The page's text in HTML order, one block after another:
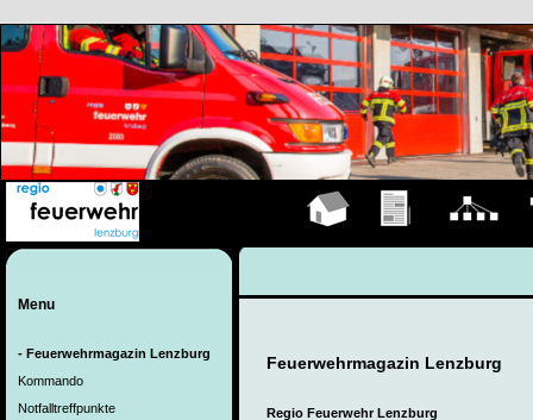
Menu
- Feuerwehrmagazin Lenzburg
Kommando
Notfalltreffpunkte
Feuerwehrmagazin Lenzburg
Regio Feuerwehr Lenzburg